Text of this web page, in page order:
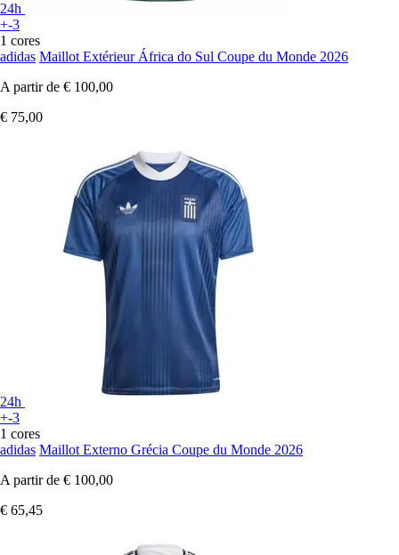
24h
+-3
1 cores
adidas Maillot Extérieur África do Sul Coupe du Monde 2026
A partir de € 100,00
€ 75,00
24h
+-3
1 cores
adidas Maillot Externo Grécia Coupe du Monde 2026
A partir de € 100,00
€ 65,45